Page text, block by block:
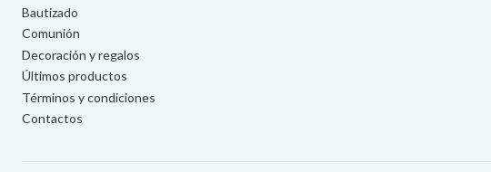
Bautizado
Comunión
Decoración y regalos
Últimos productos
Términos y condiciones
Contactos